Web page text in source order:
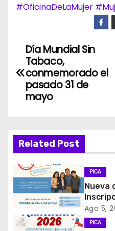
#OficinaDeLaMujer
N
a
g
a
c
i
ó
Día Mundial Sin
Tabaco,
conmemorado el
pasado 31 de
mayo
Related Post
PICA
Nueva
Ago 5,
PICA